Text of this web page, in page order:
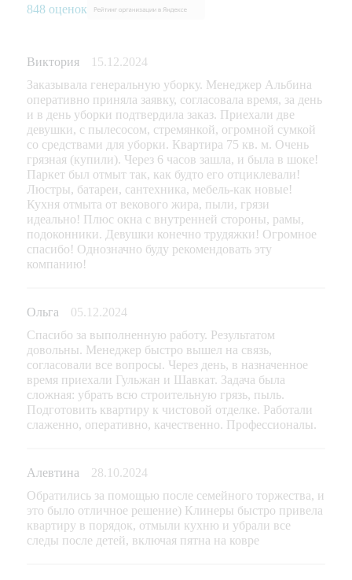
848 оценок
Виктория
15.12.2024
Заказывала генеральную уборку. Менеджер Альбина
оперативно приняла заявку, согласовала время, за день
и в день уборки подтвердила заказ. Приехали две
девушки, с пылесосом, стремянкой, огромной сумкой
со средствами для уборки. Квартира 75 кв. м. Очень
грязная (купили). Через 6 часов зашла, и была в шоке!
Паркет был отмыт так, как будто его отциклевали!
Люстры, батареи, сантехника, мебель-как новые!
Кухня отмыта от векового жира, пыли, грязи
идеально! Плюс окна с внутренней стороны, рамы,
подоконники. Девушки конечно трудяжки! Огромное
спасибо! Однозначно буду рекомендовать эту
компанию!
Ольга
05.12.2024
Спасибо за выполненную работу. Результатом
довольны. Менеджер быстро вышел на связь,
согласовали все вопросы. Через день, в назначенное
время приехали Гульжан и Шавкат. Задача была
сложная: убрать всю строительную грязь, пыль.
Подготовить квартиру к чистовой отделке. Работали
слаженно, оперативно, качественно. Профессионалы.
Алевтина
28.10.2024
Обратились за помощью после семейного торжества, и
это было отличное решение) Клинеры быстро привела
квартиру в порядок, отмыли кухню и убрали все
следы после детей, включая пятна на ковре